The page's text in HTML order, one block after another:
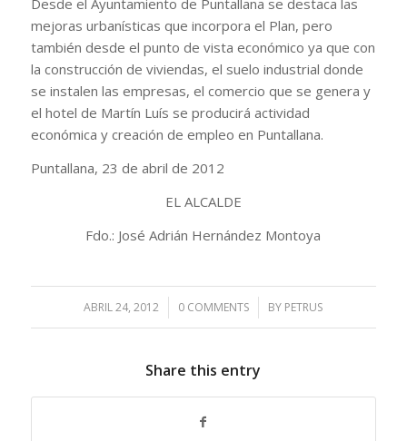
Desde el Ayuntamiento de Puntallana se destaca las
mejoras urbanísticas que incorpora el Plan, pero
también desde el punto de vista económico ya que con
la construcción de viviendas, el suelo industrial donde
se instalen las empresas, el comercio que se genera y
el hotel de Martín Luís se producirá actividad
económica y creación de empleo en Puntallana.
Puntallana, 23 de abril de 2012
EL ALCALDE
Fdo.: José Adrián Hernández Montoya
ABRIL 24, 2012
/ 0 COMMENTS
/ BY PETRUS
Share this entry